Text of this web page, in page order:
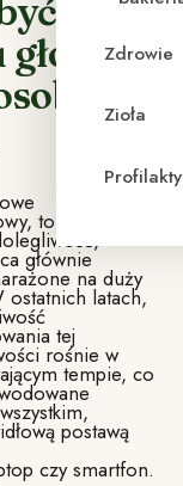
Zdrowie
Zioła
się
to bardzo
głównie
na duży
ostatnich latach,
tej
rośnie w
tempie, co
postawą
czy smartfon.